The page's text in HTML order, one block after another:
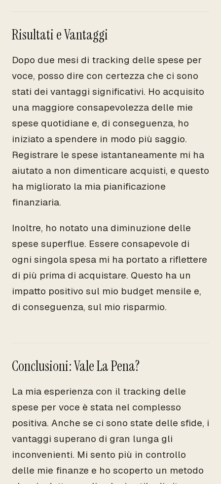
Risultati e Vantaggi
Dopo due mesi di tracking delle spese per
voce, posso dire con certezza che ci sono
stati dei vantaggi significativi. Ho acquisito
una maggiore consapevolezza delle mie
spese quotidiane e, di conseguenza, ho
iniziato a spendere in modo più saggio.
Registrare le spese istantaneamente mi ha
aiutato a non dimenticare acquisti, e questo
ha migliorato la mia pianificazione
finanziaria.
Inoltre, ho notato una diminuzione delle
spese superflue. Essere consapevole di
ogni singola spesa mi ha portato a riflettere
di più prima di acquistare. Questo ha un
impatto positivo sul mio budget mensile e,
di conseguenza, sul mio risparmio.
Conclusioni: Vale La Pena?
La mia esperienza con il tracking delle
spese per voce è stata nel complesso
positiva. Anche se ci sono state delle sfide, i
vantaggi superano di gran lunga gli
inconvenienti. Mi sento più in controllo
delle mie finanze e ho scoperto un metodo